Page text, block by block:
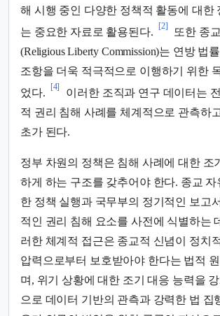
해 시행 중인 다양한 정책적 활동에 대한
는 중요한 자료로 활용된다.
[2]
또한 종
(Religious Liberty Commission)는 연방 법
조항을 더욱 적극적으로 이행하기 위한
었다.
[4]
이러한 조직과 연구 데이터는
적 권리 침해 사례를 체계적으로 관측하
초가 된다.
정부 차원의 정책은 침해 사례에 대한 조
하게 하는 구조를 갖추어야 한다. 종교 자
한 정책 실행과 국무부의 정기적인 보고
적인 권리 침해 요소를 사전에 식별하는
러한 체계적 접근은 종교적 신념이 정치
압력으로부터 보호받아야 한다는 법적
며, 위기 상황에 대한 조기 대응 능력을
으로 데이터 기반의 관측과 강력한 법 집